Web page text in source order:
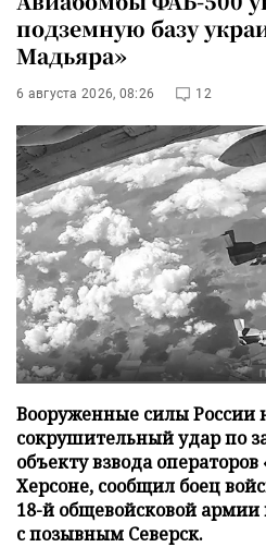
подземную базу
Мадьяра»
6 августа 2026, 08:26 12
Вооруженные силы России
сокрушительный удар по
объекту взвода
Херсоне, сообщил боец
18-й общевойсковой
с позывным Северск.